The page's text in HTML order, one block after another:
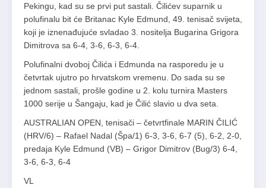
Pekingu, kad su se prvi put sastali. Čilićev suparnik u
polufinalu bit će Britanac Kyle Edmund, 49. tenisač svijeta,
koji je iznenađujuće svladao 3. nositelja Bugarina Grigora
Dimitrova sa 6-4, 3-6, 6-3, 6-4.
Polufinalni dvoboj Čilića i Edmunda na rasporedu je u
četvrtak ujutro po hrvatskom vremenu. Do sada su se
jednom sastali, prošle godine u 2. kolu turnira Masters
1000 serije u Šangaju, kad je Čilić slavio u dva seta.
AUSTRALIAN OPEN, tenisači – četvrtfinale MARIN ČILIĆ
(HRV/6) – Rafael Nadal (Špa/1) 6-3, 3-6, 6-7 (5), 6-2, 2-0,
predaja Kyle Edmund (VB) – Grigor Dimitrov (Bug/3) 6-4,
3-6, 6-3, 6-4
VL